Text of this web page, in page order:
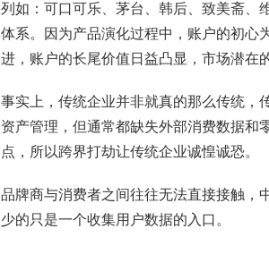
列如：可口可乐、茅台、韩后、致美斋、
体系。因为产品演化过程中，账户的初心
进，账户的长尾价值日益凸显，市场潜在
事实上，传统企业并非就真的那么传统，
资产管理，但通常都缺失外部消费数据和
点，所以跨界打劫让传统企业诚惶诚恐。
品牌商与消费者之间往往无法直接接触，
少的只是一个收集用户数据的入口。